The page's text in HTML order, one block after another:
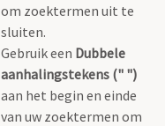
om zoektermen uit te
sluiten.
Gebruik een Dubbele
aanhalingstekens (" ")
aan het begin en einde
van uw zoektermen om